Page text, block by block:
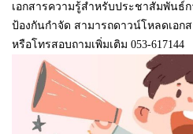
เอกสารความรู้สำหรับประชาสัมพันธ์ก
ป้องกันกำจัด สามารถดาวน์โหลดเอกส
หรือโทรสอบถามเพิ่มเติม 053-617144